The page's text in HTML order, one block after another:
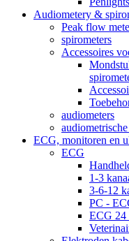
Audiometery &
Peak flow
spirometers
Accessoires
audiometers
ECG, monitoren en
ECG
1-3
3-6-12
PC -
ECG 24